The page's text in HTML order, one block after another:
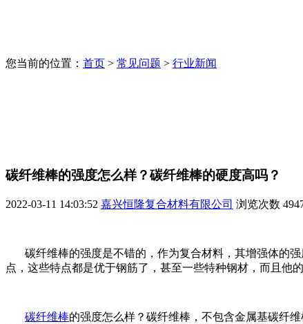
您当前的位置： 首页 > 常见问题 > 行业新闻
碳纤维棒的强度怎么样？碳纤维棒的硬度高吗？
2022-03-11 14:03:52 嘉兴恒隆复合材料有限公司 浏览次数
碳纤维棒的强度是不错的，作为复合材料，其增强体的强
点，这些特点都是优于钢筋了，甚至一些特种钢材，而且他
碳纤维棒的强度怎么样？碳纤维棒，不包含金属基碳纤